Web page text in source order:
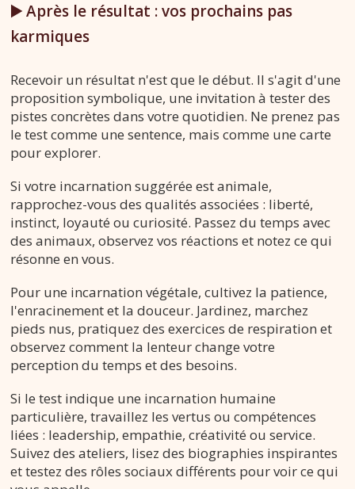
▶️ Après le résultat : vos prochains pas
karmiques
Recevoir un résultat n'est que le début. Il s'agit d'une
proposition symbolique, une invitation à tester des
pistes concrètes dans votre quotidien. Ne prenez pas
le test comme une sentence, mais comme une carte
pour explorer.
Si votre incarnation suggérée est animale,
rapprochez-vous des qualités associées : liberté,
instinct, loyauté ou curiosité. Passez du temps avec
des animaux, observez vos réactions et notez ce qui
résonne en vous.
Pour une incarnation végétale, cultivez la patience,
l'enracinement et la douceur. Jardinez, marchez
pieds nus, pratiquez des exercices de respiration et
observez comment la lenteur change votre
perception du temps et des besoins.
Si le test indique une incarnation humaine
particulière, travaillez les vertus ou compétences
liées : leadership, empathie, créativité ou service.
Suivez des ateliers, lisez des biographies inspirantes
et testez des rôles sociaux différents pour voir ce qui